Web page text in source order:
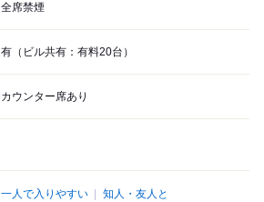
全席禁煙
有（ビル共有：有料20台）
カウンター席あり
一人で入りやすい 知人・友人と